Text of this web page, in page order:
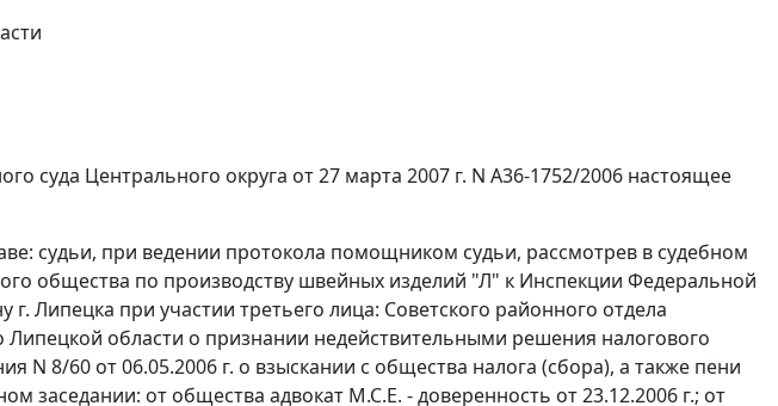
суда Центрального округа от 27 марта 2007 г. N А36-1752/2006 настоящее
судьи, при ведении протокола помощником судьи, рассмотрев в судебном
общества по производству швейных изделий "Л" к Инспекции Федеральной
Липецка при участии третьего лица: Советского районного отдела
области о признании недействительными решения налогового
N 8/60 от 06.05.2006 г. о взыскании с общества налога (сбора), а также пени
заседании: от общества адвокат М.С.Е. - доверенность от 23.12.2006 г.; от